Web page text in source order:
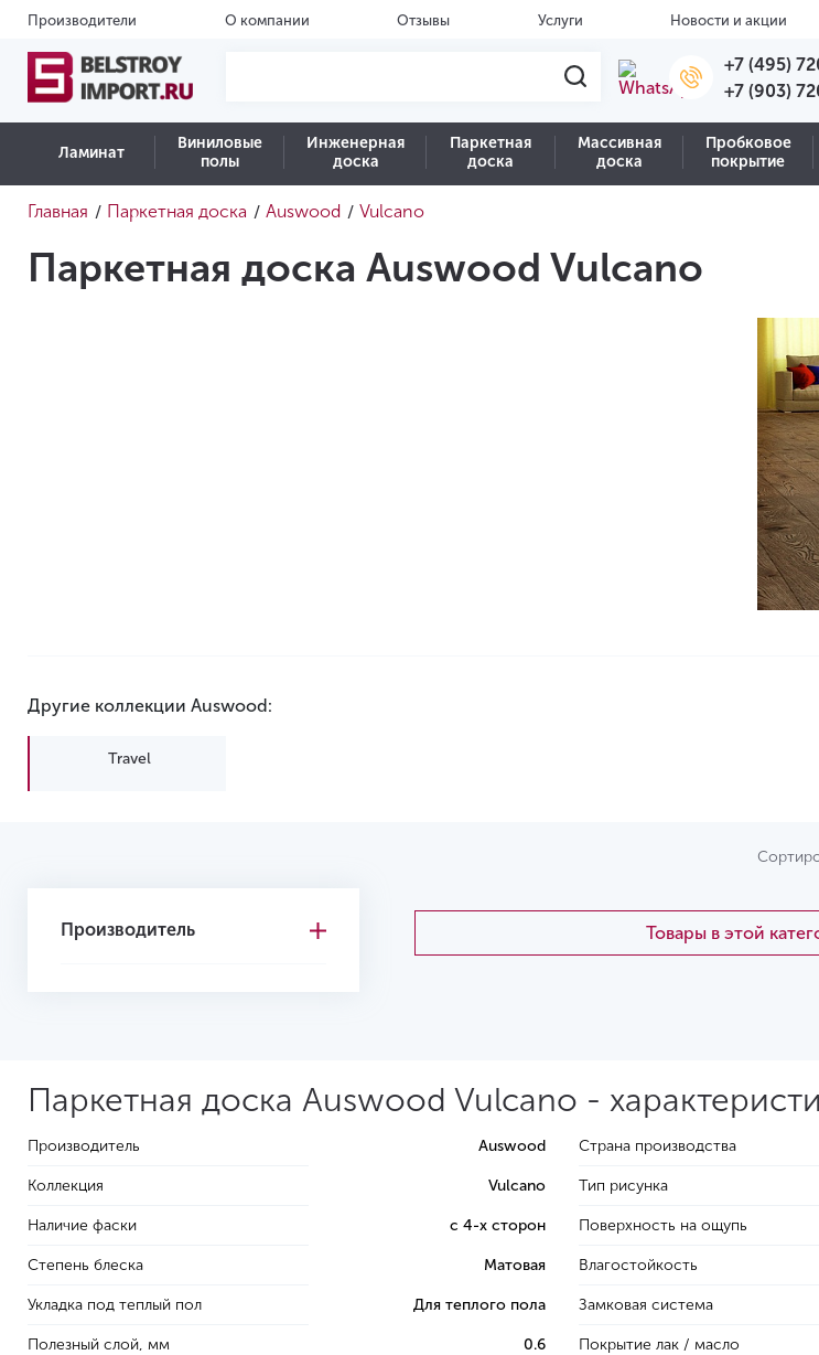
Производители О компании Отзывы Услуги Новости и акции
+7 (495)
+7 (903)
Ламинат
Виниловые
полы
Инженерная
доска
Паркетная
доска
Массивная
доска
Пробковое
покрытие
Главная / Паркетная доска / Auswood / Vulcano
Паркетная доска Auswood Vulcano
Другие коллекции Auswood:
Travel
Производитель Товары в этой
Паркетная доска Auswood Vulcano -
Производитель Auswood
Коллекция Vulcano
Наличие фаски с 4-х сторон
Степень блеска Матовая
Укладка под теплый пол Для теплого пола
Полезный слой, мм 0.6
Страна производства
Тип рисунка
Поверхность на ощупь
Влагостойкость
Замковая система
Покрытие лак / масло